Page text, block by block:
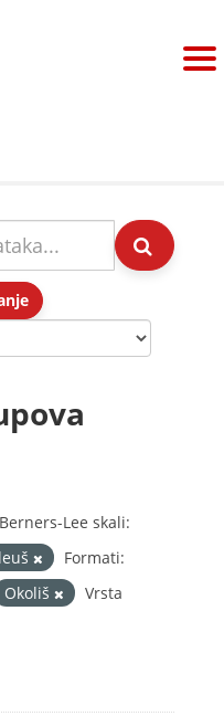
Lee skali:
Formati:
Okoliš
Vrsta